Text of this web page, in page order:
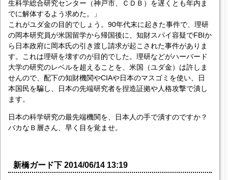
生科学総合研究センター（神戸市、ＣＤＢ）を遅くとも年内ま
でに解体するよう求めた。」
これがユダ金の目的でしょう。90年代末に起きた事件で、理研
の岡本研究員が米国留学から帰国後に、知財スパイ容疑でFBIか
ら日本政府に岡本氏の引き渡し請求が起こされた事件がありま
す。これは理研を壊すのが目的でした。理研などがハーバード
大学の研究のレベルを超えることを、米国（ユダ金）は許しま
せんので、配下の知財機関やCIAや日本のマスゴミを使い、日
本国民を騙し、日本の先端研究者を捏造証拠や人格攻撃で潰し
ます。
日本の科学研究の最先端機関を、日本人の手で潰すのですか？
バカなＢ層さん、早く目を覚ませ。
新橋ガード下 2014/06/14 13:19